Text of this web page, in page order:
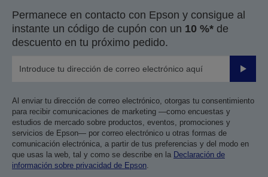
Permanece en contacto con Epson y consigue al
instante un código de cupón con un 10 %* de
descuento en tu próximo pedido.
Enviar
Al enviar tu dirección de correo electrónico, otorgas tu consentimiento
para recibir comunicaciones de marketing —como encuestas y
estudios de mercado sobre productos, eventos, promociones y
servicios de Epson— por correo electrónico u otras formas de
comunicación electrónica, a partir de tus preferencias y del modo en
que usas la web, tal y como se describe en la Declaración de
información sobre privacidad de Epson.